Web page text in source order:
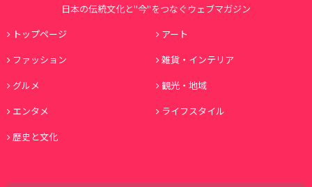
日本の伝統文化と"今"をつなぐウェブマガジン
トップページ
アート
ファッション
雑貨・インテリア
グルメ
観光・地域
エンタメ
ライフスタイル
歴史と文化